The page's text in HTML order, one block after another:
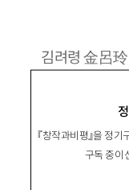
『창작과비평』을 정
구독 중이
김려령 金呂玲
을 받으며 작품
편소설 『완득